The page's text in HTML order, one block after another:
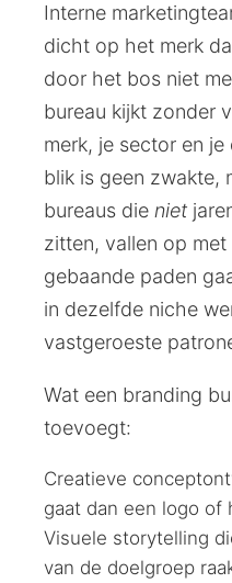
Interne
dicht op het merk
door het bos niet
bureau kijkt zonder
merk, je sector en
blik is geen zwakte,
bureaus die niet
zitten, vallen op
gebaande paden
in dezelfde niche
vastgeroeste
Wat een branding
toevoegt:
Creatieve
gaat dan een logo of
Visuele storytelling
van de doelgroep